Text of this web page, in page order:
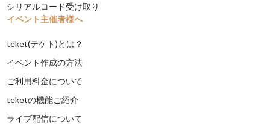
シリアルコード受け取り
イベント主催者様へ
teket(テケト)とは？
イベント作成の方法
ご利用料金について
teketの機能ご紹介
ライブ配信について